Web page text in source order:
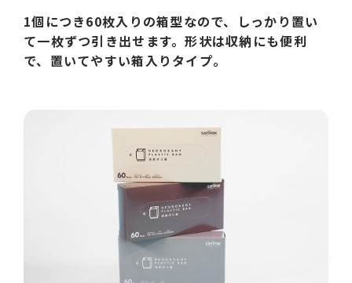
1個につき60枚入りの箱型なので、しっかり置い
て一枚ずつ引き出せます。形状は収納にも便利
で、置いてやすい箱入りタイプ。